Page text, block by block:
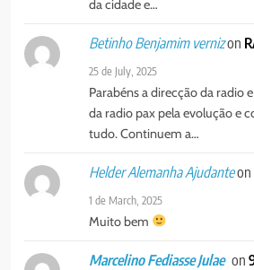
da cidade e…
Betinho Benjamim vernizon
25 de July, 2025
Parabéns a direcção da radio
da radio pax pela evolução e
tudo. Continuem a…
Helder Alemanha Ajudanteon
1 de March, 2025
Muito bem
Marcelino Fediasse Julae on